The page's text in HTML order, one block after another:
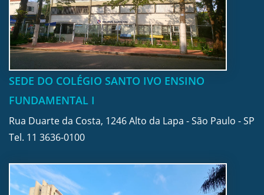
SEDE DO COLÉGIO SANTO IVO ENSINO
FUNDAMENTAL I
Rua Duarte da Costa, 1246 Alto da Lapa - São Paulo - SP
Tel. 11 3636-0100